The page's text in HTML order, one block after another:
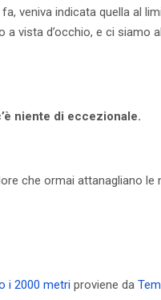
veniva indicata quella al
vista d’occhio, e ci siamo
niente di eccezionale.
che ormai attanagliano le
i 2000 metri proviene da